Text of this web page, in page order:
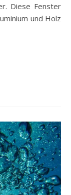
Diese Fenster
und Holz